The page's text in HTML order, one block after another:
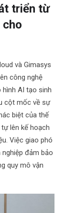
triển từ
cho
và Gimasys
công nghệ
hình AI tạo sinh
cột mốc về sự
biệt của thế
lên kế hoạch
Việc giao phó
đảm bảo
quy mô vận